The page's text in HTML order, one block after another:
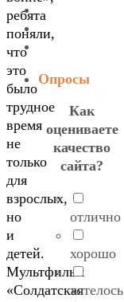
ребята
поняли,
что
это
было
трудное
время
не
только
для
взрослых,
но
и
детей.
Мультфильм
«Солдатская
Опросы
Как
оцениваете
качество
сайта?
отлично
хорошо
хотелось